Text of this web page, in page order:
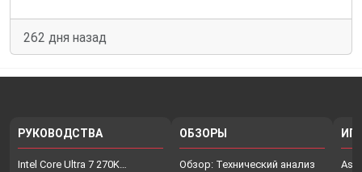
262 дня назад
РУКОВОДСТВА
Intel Core Ultra 7 270K…
ОБЗОРЫ
Обзор: Технический анализ